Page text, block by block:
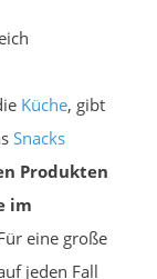
Küche, gibt
Snacks
Produkten
im
eine große
jeden Fall